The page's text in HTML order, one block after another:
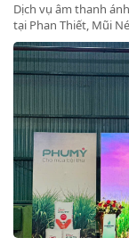
Dịch vụ âm thanh
tại Phan Thiết, Mũi
Setup trọn gói sự